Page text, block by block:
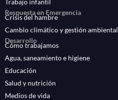
Trabajo infantil
Respuesta en Emergencia
Crisis del hambre
Cambio climático y gestión ambiental
Desarrollo
Cómo trabajamos
Agua, saneamiento e higiene
Educación
Salud y nutrición
Medios de vida